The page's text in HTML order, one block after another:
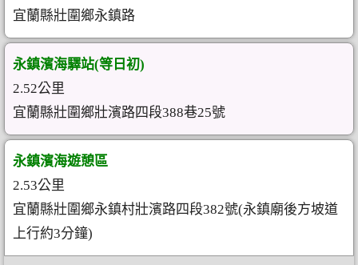
宜蘭縣壯圍鄉永鎮路
永鎮濱海驛站(等日初)
2.52公里
宜蘭縣壯圍鄉壯濱路四段388巷25號
永鎮濱海遊憩區
2.53公里
宜蘭縣壯圍鄉永鎮村壯濱路四段382號(永鎮廟後方坡道
上行約3分鐘)